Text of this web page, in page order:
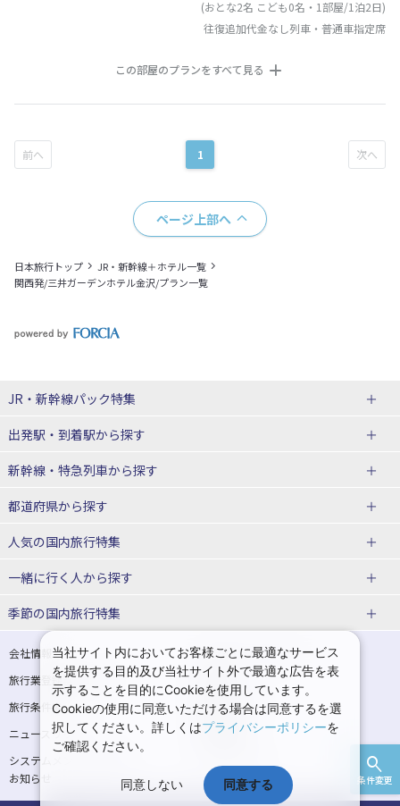
条件変更
(おとな2名 こども0名・1部屋/1泊2日)
往復追加代金なし列車・普通車指定席
この部屋のプランをすべて見る
1
ページ上部へ
日本旅行トップ
JR・新幹線＋ホテル一覧
関西発/三井ガーデンホテル金沢/プラン一覧
JR・新幹線パック特集
JR・新幹線＋ホテルパック
出張パック
出発駅・到着駅から探す
秋田⇔東京 新幹線パック
仙台→東京 新幹線パック
富山⇔東京 新幹線パック
東京→仙台 新幹線パック
東京→金沢 新幹線パック
東京⇔軽井沢 新幹線パック 東京→長野 新幹線パック
東京→名古屋 新幹線パック 東京→京都 新幹線パック
東京→大阪（新大阪） 新幹線パッ
ク
東京→神戸（新神戸） 新幹線パッ
ク
東京→岡山 新幹線パック 東京→広島 新幹線パック
新幹線・特急列車から探す
北海道新幹線 旅行
山形新幹線 旅行
東海道新幹線 旅行
上越新幹線 旅行
九州新幹線 旅行 西九州新幹線 旅行
特急サンダーバード 旅行
都道府県から探す
北海道旅行・ツアー
東北
青森旅行・ツアー 岩手旅行・ツアー
宮城旅行・ツアー 秋田旅行・ツアー
山形旅行・ツアー 福島旅行・ツアー
関東
神奈川旅行・ツアー
人気の国内旅行特集
東京ディズニーリゾート®への旅
ユニバーサル・スタジオ・ジャパ
温泉旅行 日帰り旅行
一緒に行く人から探す
一人旅 国内版
カップル・夫婦旅行 国内版 女子旅 国内版
卒業旅行・学生旅行 国内版
季節の国内旅行特集
桜・お花見特集
ゴールデンウィーク（GW）の国内
旅行
夏休み・お盆の国内旅行 7月の国内旅行
8月の国内旅行 9月の国内旅行
10月の国内旅行 11月の国内旅行
会社情報
プライバシーポリシー
旅行業登録票・約款
規約集
旅行条件書
商標について
ニュースリリース
採用情報
システムメンテナンスの
お知らせ
当社サイト内においてお客様ごとに最適なサービス
を提供する目的及び当社サイト外で最適な広告を表
示することを目的にCookieを使用しています。
Cookieの使用に同意いただける場合は同意するを選
択してください。詳しくはプライバシーポリシーを
ご確認ください。
同意しない 同意する